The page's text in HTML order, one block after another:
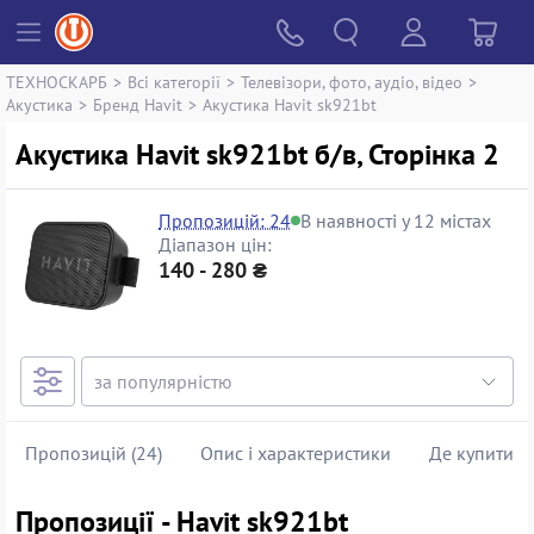
ТЕХНОСКАРБ > Всі категорії > Телевізори, фото, аудіо, відео >
Акустика > Бренд Havit > Акустика Havit sk921bt
Акустика Havit sk921bt б/в, Сторінка 2
Пропозицій: 24 В наявності у 12 містах
Діапазон цін:
140 - 280 ₴
Пропозицій (24) Опис і характеристики Де купити
Пропозиції - Havit sk921bt